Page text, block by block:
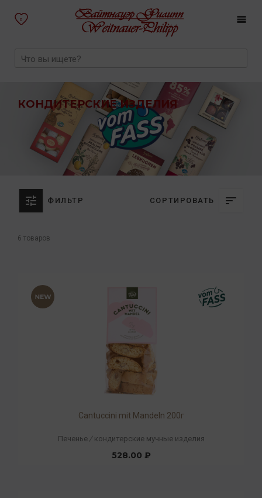
0
КОНДИТЕРСКИЕ ИЗДЕЛИЯ
ФИЛЬТР СОРТИРОВАТЬ
6 товаров
Cantuccini mit Mandeln 200г
Печенье / кондитерские мучные изделия
528.00 ₽